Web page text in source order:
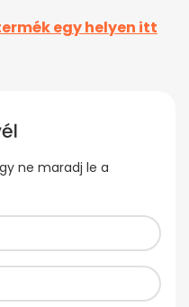
egy helyen itt
ne maradj le a